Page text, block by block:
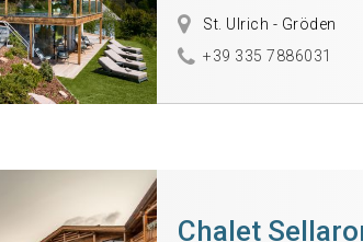
St. Ulrich - Gröden
+39 335 7886031
Chalet